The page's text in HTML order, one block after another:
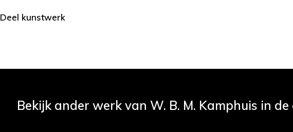
Deel kunstwerk
Bekijk ander werk van W. B. M. Kamphuis in de